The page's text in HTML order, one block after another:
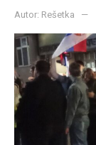
Autor: Rešetka